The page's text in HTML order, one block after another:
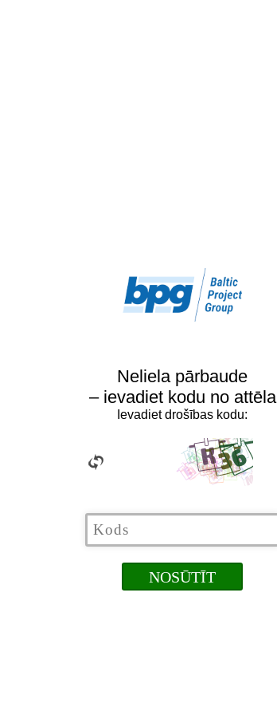
Neliela pārbaude
– ievadiet kodu no attēla
Ievadiet drošības kodu: